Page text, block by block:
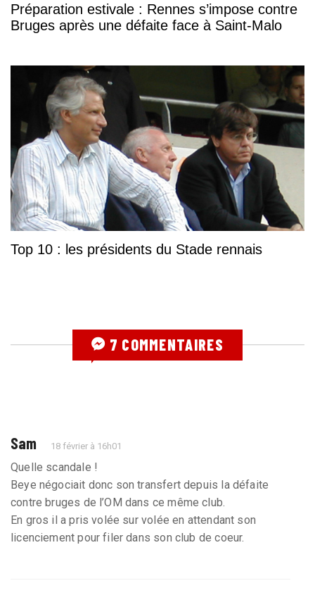
Préparation estivale : Rennes s’impose contre
Bruges après une défaite face à Saint-Malo
Top 10 : les présidents du Stade rennais
7 COMMENTAIRES
Sam 18 février à 16h01
Quelle scandale !
Beye négociait donc son transfert depuis la défaite
contre bruges de l’OM dans ce même club.
En gros il a pris volée sur volée en attendant son
licenciement pour filer dans son club de coeur.